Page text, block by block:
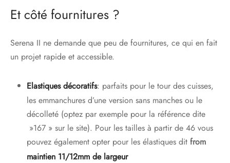
Et côté fournitures ?
Serena II ne demande que peu de fournitures, ce qui en fait
un projet rapide et accessible.
Elastiques décoratifs: parfaits pour le tour des cuisses,
les emmanchures d’une version sans manches ou le
décolleté (optez par exemple pour la référence dite
»167 » sur le site). Pour les tailles à partir de 46 vous
pouvez également opter pour les élastiques dit from
maintien 11/12mm de largeur